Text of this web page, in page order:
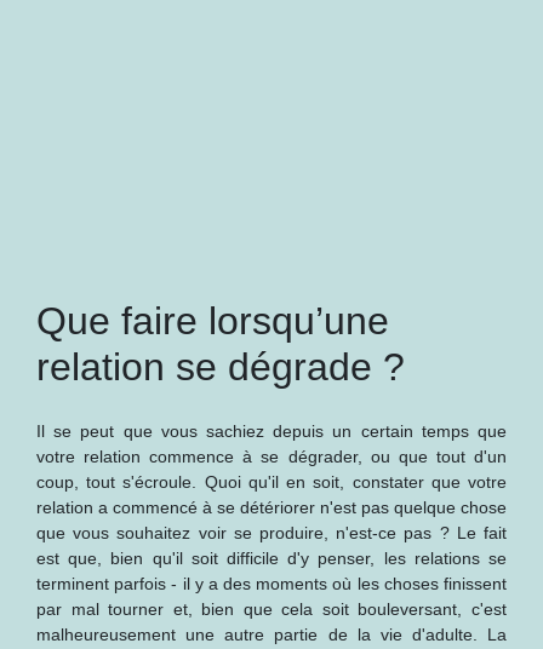
Que faire lorsqu’une
relation se dégrade ?
Il se peut que vous sachiez depuis un certain temps que
votre relation commence à se dégrader, ou que tout d'un
coup, tout s'écroule. Quoi qu'il en soit, constater que votre
relation a commencé à se détériorer n'est pas quelque chose
que vous souhaitez voir se produire, n'est-ce pas ? Le fait
est que, bien qu'il soit difficile d'y penser, les relations se
terminent parfois - il y a des moments où les choses finissent
par mal tourner et, bien que cela soit bouleversant, c'est
malheureusement une autre partie de la vie d'adulte. La